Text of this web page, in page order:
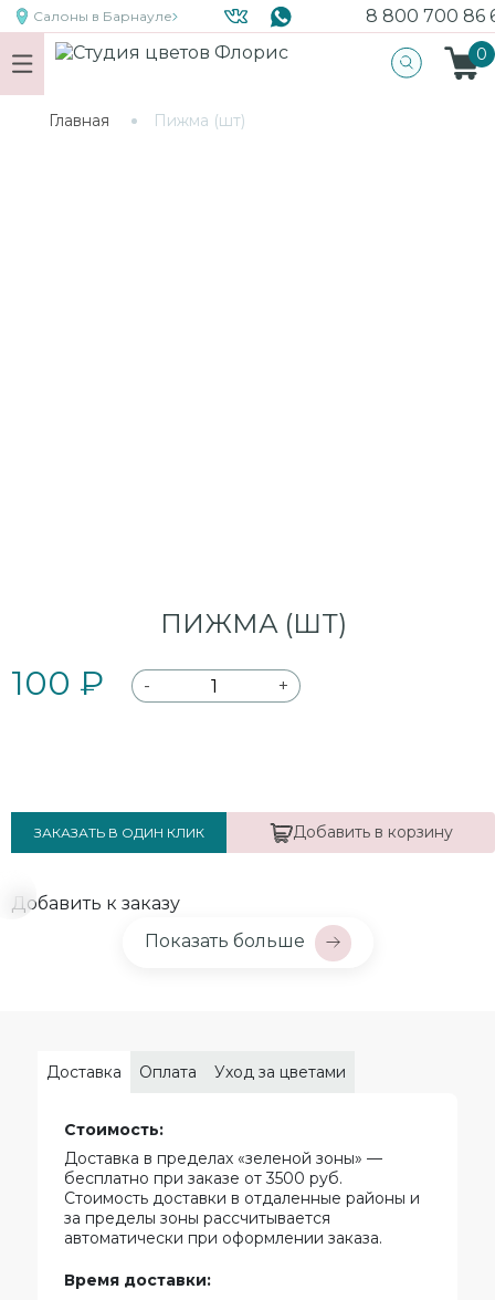
Салоны в Барнауле 8 800 700 86
0
Главная Пижма (шт)
ПИЖМА (ШТ)
100 ₽ - +
ЗАКАЗАТЬ В ОДИН КЛИК Добавить в корзину
Добавить к заказу
Показать больше
Доставка Оплата Уход за цветами
Стоимость:
Доставка в пределах «зеленой зоны» —
бесплатно при заказе от 3500 руб.
Стоимость доставки в отдаленные районы и
за пределы зоны рассчитывается
автоматически при оформлении заказа.
Время доставки: